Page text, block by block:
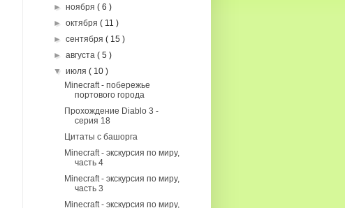
►ноября( 6 )
►октября( 11 )
►сентября( 15 )
►августа( 5 )
▼июля( 10 )
Minecraft - побережье
портового города
Прохождение Diablo 3 -
серия 18
Цитаты с башорга
Minecraft - экскурсия по миру,
часть 4
Minecraft - экскурсия по миру,
часть 3
Minecraft - экскурсия по миру,